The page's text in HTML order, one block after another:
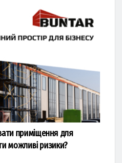
приміщення для
можливі ризики?